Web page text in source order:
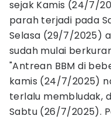
sejak Kamis (24/7/
parah terjadi pada
Selasa (29/7/2025)
sudah mulai
"Antrean BBM di
kamis (24/7/2025)
terlalu membludak,
Sabtu (26/7/2025).